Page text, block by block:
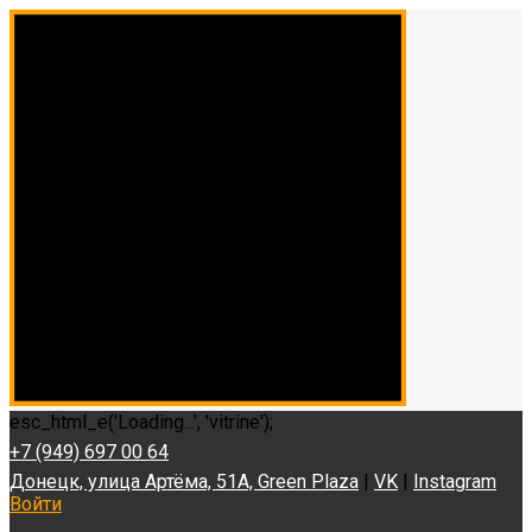
esc_html_e('Loading...', 'vitrine');
+7 (949) 697 00 64
Донецк, улица Артёма, 51А, Green Plaza | VK | Instagram
Войти